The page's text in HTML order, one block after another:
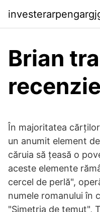
Brian
recenzie
În majoritatea
un anumit element
căruia să țeasă o
aceste elemente
cercel de perlă",
numele romanului în
"Simetria de temut",